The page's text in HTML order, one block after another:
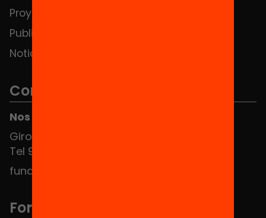
Proyectos
Publicaciones y vídeos
Noticias
Contacto
Nos puedes encontrar en el HUB Social
Girona 34, interior 08010 Barcelona
Tel 934 588 700
fundacio@equitat.org
Formamos parte de...